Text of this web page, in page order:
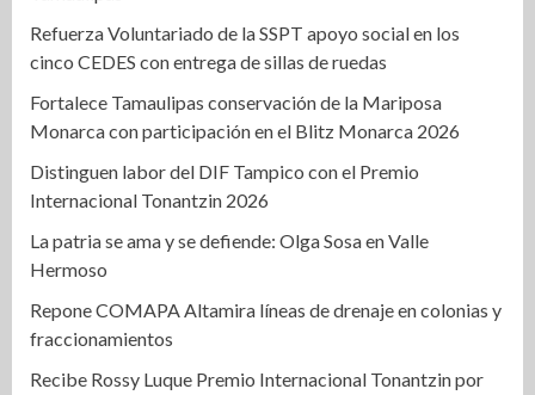
Refuerza Voluntariado de la SSPT apoyo social en los
cinco CEDES con entrega de sillas de ruedas
Fortalece Tamaulipas conservación de la Mariposa
Monarca con participación en el Blitz Monarca 2026
Distinguen labor del DIF Tampico con el Premio
Internacional Tonantzin 2026
La patria se ama y se defiende: Olga Sosa en Valle
Hermoso
Repone COMAPA Altamira líneas de drenaje en colonias y
fraccionamientos
Recibe Rossy Luque Premio Internacional Tonantzin por